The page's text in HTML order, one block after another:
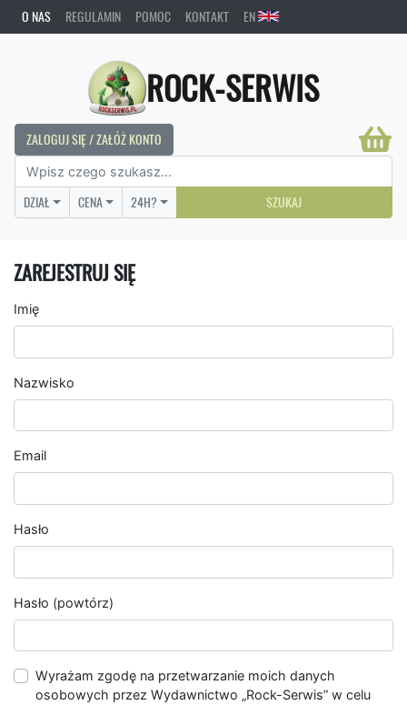
O NAS REGULAMIN POMOC KONTAKT EN
ROCK-SERWIS
ZALOGUJ SIĘ / ZAŁÓŻ KONTO
DZIAŁ CENA 24H? SZUKAJ
ZAREJESTRUJ SIĘ
Imię
Nazwisko
Email
Hasło
Hasło (powtórz)
Wyrażam zgodę na przetwarzanie moich danych
osobowych przez Wydawnictwo „Rock-Serwis” w celu